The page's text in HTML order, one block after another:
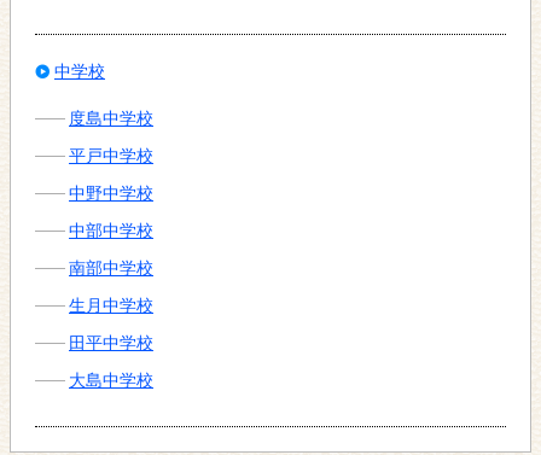
中学校
度島中学校
平戸中学校
中野中学校
中部中学校
南部中学校
生月中学校
田平中学校
大島中学校